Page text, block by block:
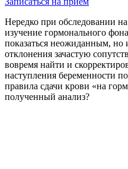
Нередко при обследовании
изучение гормонального
показаться неожиданным,
отклонения зачастую
вовремя найти и
наступления беременности
правила сдачи крови «на
полученный анализ?